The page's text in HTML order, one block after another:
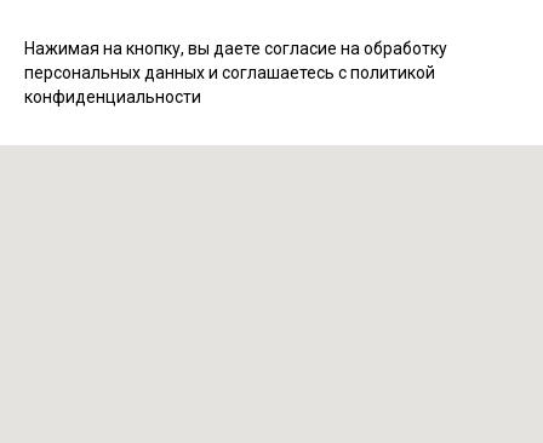
Нажимая на кнопку, вы даете согласие на обработку
персональных данных и соглашаетесь c политикой
конфиденциальности